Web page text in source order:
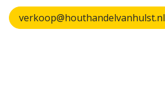
verkoop@houthandelvanhulst.nl